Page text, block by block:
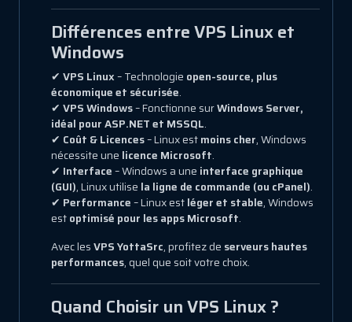
Différences entre VPS Linux et
Windows
✔ VPS Linux– Technologie open-source, plus
économique et sécurisée.
✔ VPS Windows– Fonctionne surWindows Server,
idéal pour ASP.NET et MSSQL.
✔ Coût & Licences– Linux estmoins cher, Windows
nécessite une licence Microsoft.
✔ Interface– Windows a une interface graphique
(GUI), Linux utilise la ligne de commande (ou cPanel).
✔ Performance– Linux estléger et stable, Windows
estoptimisé pour les apps Microsoft.
Avec lesVPS YottaSrc, profitez de serveurs hautes
performances, quel que soit votre choix.
Quand Choisir un VPS Linux ?